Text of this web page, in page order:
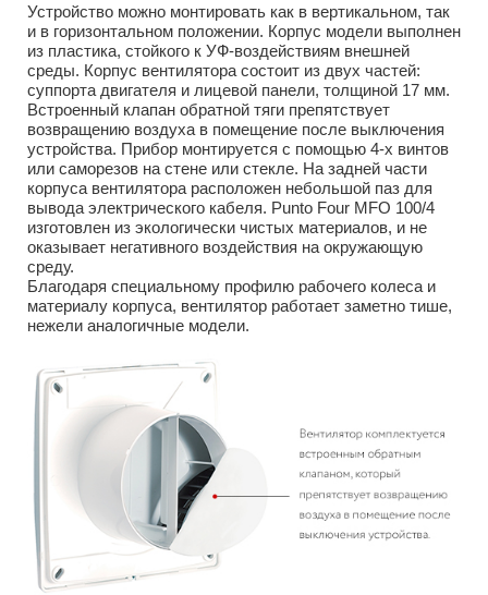
Устройство можно монтировать как в вертикальном, так
и в горизонтальном положении. Корпус модели выполнен
из пластика, стойкого к УФ-воздействиям внешней
среды. Корпус вентилятора состоит из двух частей:
суппорта двигателя и лицевой панели, толщиной 17 мм.
Встроенный клапан обратной тяги препятствует
возвращению воздуха в помещение после выключения
устройства. Прибор монтируется с помощью 4-х винтов
или саморезов на стене или стекле. На задней части
корпуса вентилятора расположен небольшой паз для
вывода электрического кабеля. Punto Four MFO 100/4
изготовлен из экологически чистых материалов, и не
оказывает негативного воздействия на окружающую
среду.
Благодаря специальному профилю рабочего колеса и
материалу корпуса, вентилятор работает заметно тише,
нежели аналогичные модели.